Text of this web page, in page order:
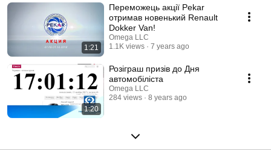
1:21
Переможець акції Pekar
отримав новенький Renault
Dokker Van!
Omega LLC
1.1K views
7 years ago
1:20
Розіграш призів до Дня
автомобіліста
Omega LLC
284 views
8 years ago